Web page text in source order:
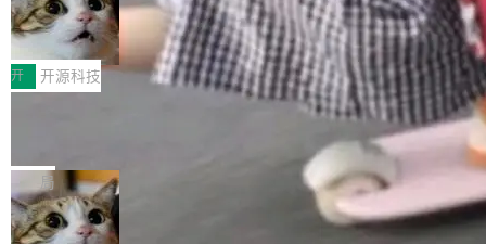
者部落知识"。 换个写法。Rust 的 enum，两个
变体：Switchable...
样。这是 Sandstorm.io 的重制版，我十年前的
那个创业公司。不同的是，这次它构建在 Cloudf
lare Workers 上——我花了九年时间搭建的平台
——并且深度集成了 AI。这基本上是我十年秘密
计思路很直接：每个对象是一个独立的 SQLite
数据库，按名称寻址，复制到你自己的 S3 兼容
存储库里。节点之间只通过这个存储库协调——
没有控制平面，没有共识协议。每个对象自带一
个小型数据库，应用天然按分片构建，单个数据
库的竞争和爆炸半径问题在设计层面就被消除
了。 闲置的 cell 会休眠到几乎不占资源。当 cel
l 迁移或唤醒时，新宿主从 S3 恢复 SQLite 数据
库继续执行。存储库是持久化的唯一真相...
鲁大师7月新机性能/流畅/AI榜：vivo夺
性能、流畅双第一，三星Galaxy Z系列
新折叠缺席
2026年7月的手机市场，由于存储等硬件成本暴
增，手机厂商的日子也不好过啊，新机速度明显
放缓，因此硝烟味淡了许多。新机参数规格除开
高价的三星折叠（三星Galaxy Z Fold8 Ultra / Z
Fold8 / Z Flip8）外，其余要么是中低端机器，
例如iQOO Z11i、REDMI Note 17、REDMI No
te 17 Pro、OPPO K15，要么是vivo X300 E这
样的次旗舰。 Galaxy Z Fold8 Ultra / Z Fold8 /
开 开源科技
Zed 编辑器团队发布了新项目——DeltaDB，一
个在 git commit 之间记录每一次编辑操作的版
本控制系统。目前处于 Early Access 阶段。 De
ltaDB 的核心思路直接写在 landing page 最显
局
SpaceXAI 单季资本开支达 183 亿美元